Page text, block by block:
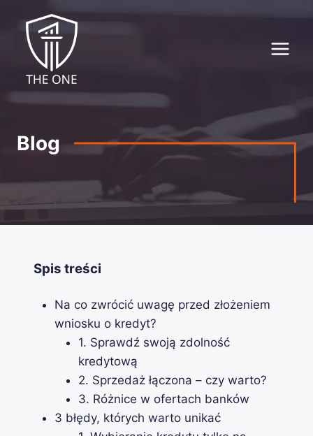
treści
Blog
Spis treści
Na co zwrócić uwagę przed złożeniem
wniosku o kredyt?
1. Sprawdź swoją zdolność
kredytową
2. Sprzedaż łączona – czy warto?
3. Różnice w ofertach banków
3 błędy, których warto unikać